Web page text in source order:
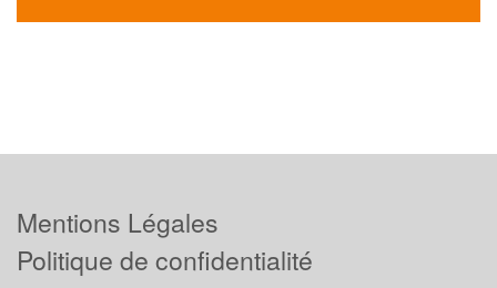
Mentions Légales
Politique de confidentialité